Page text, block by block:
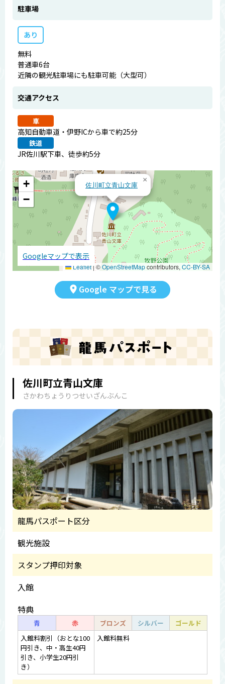
駐車場
あり
無料
普通車6台
近隣の観光駐車場にも駐車可能（大型可）
交通アクセス
車
高知自動車道・伊野ICから車で約25分
鉄道
JR佐川駅下車、徒歩約5分
佐川町立青山文庫
×
+
−
Leaflet | ©OpenStreetMapcontributors, CC-BY-SA
Googleマップで表示
Google マップで見る
佐川町立青山文庫
さかわちょうりつせいざんぶんこ
龍馬パスポート区分
観光施設
スタンプ押印対象
入館
特典
青 赤 ブロンズ シルバー
ゴールド
入館料割引（おとな100
円引き、中・高生40円
引き、小学生20円引
き）
入館料無料